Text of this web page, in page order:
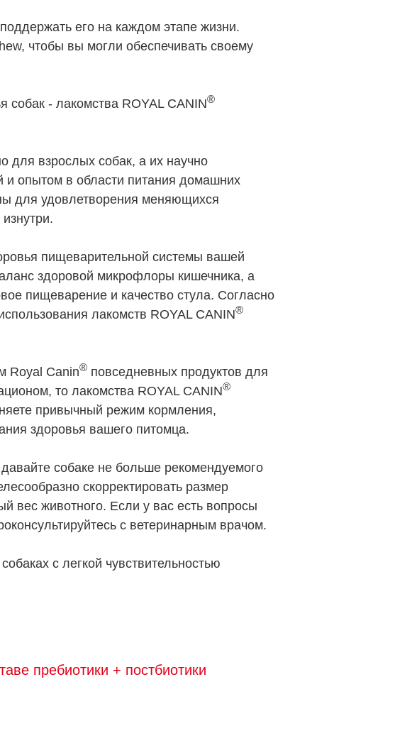
его на каждом этапе жизни.
чтобы вы могли обеспечивать своему
- лакомства ROYAL CANIN®
для взрослых собак, а их научно
и опытом в области питания домашних
для удовлетворения меняющихся
пищеварительной системы вашей
здоровой микрофлоры кишечника, а
пищеварение и качество стула. Согласно
лакомств ROYAL CANIN®
Royal Canin® повседневных продуктов для
то лакомства ROYAL CANIN®
привычный режим кормления,
здоровья вашего питомца.
собаке не больше рекомендуемого
скорректировать размер
вес животного. Если у вас есть вопросы
с ветеринарным врачом.
с легкой чувствительностью
пребиотики + постбиотики